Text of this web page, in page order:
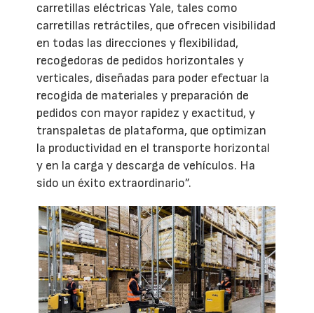
carretillas eléctricas Yale, tales como
carretillas retráctiles, que ofrecen visibilidad
en todas las direcciones y flexibilidad,
recogedoras de pedidos horizontales y
verticales, diseñadas para poder efectuar la
recogida de materiales y preparación de
pedidos con mayor rapidez y exactitud, y
transpaletas de plataforma, que optimizan
la productividad en el transporte horizontal
y en la carga y descarga de vehículos. Ha
sido un éxito extraordinario”.